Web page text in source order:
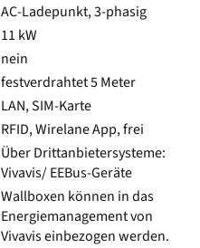
AC-Ladepunkt, 3-phasig
11 kW
nein
festverdrahtet 5 Meter
LAN, SIM-Karte
RFID, Wirelane App, frei
Über Drittanbietersysteme:
Vivavis/ EEBus-Geräte
Wallboxen können in das
Energiemanagement von
Vivavis einbezogen werden.